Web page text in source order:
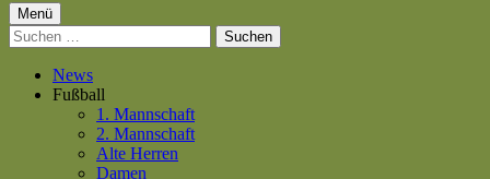
VfL Lichtenau 1924 e.V.
Primäres
Menü
Menü
Suchen
nach:
News
Fußball
1. Mannschaft
2. Mannschaft
Alte Herren
Damen